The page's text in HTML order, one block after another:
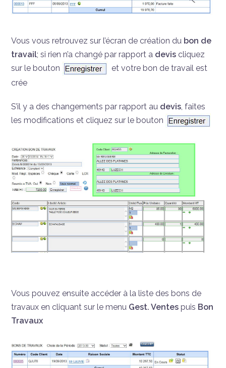
Vous vous retrouvez sur l’écran de création du bon de
travail; si rien n’a changé par rapport a devis cliquez
sur le bouton
et votre bon de travail est
crée
S’il y a des changements par rapport au devis, faites
les modifications et cliquez sur le bouton
Vous pouvez ensuite accéder à la liste des bons de
travaux en cliquant sur le menu Gest. Ventes puis Bon
Travaux